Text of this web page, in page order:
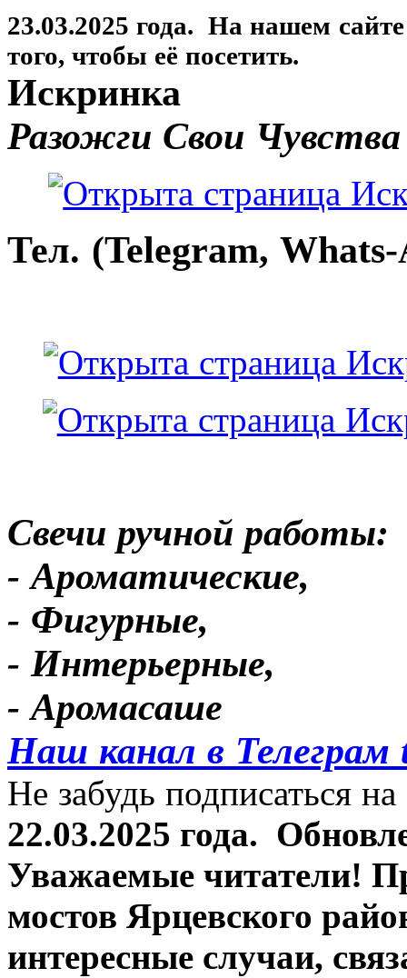
23.03.2025 года. На нашем
того, чтобы её посетить.
Искринка
Разожги Свои Чувства
Тел. (Telegram,
Свечи ручной работы:
- Ароматические,
- Фигурные,
- Интерьерные,
- Аромасаше
Наш канал в Телеграм
Не забудь подписаться
22.03.2025 года.
Уважаемые читатели!
мостов Ярцевского
интересные случаи,